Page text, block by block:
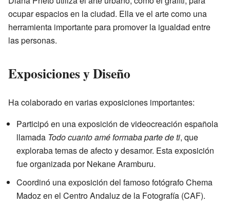
ocupar espacios en la ciudad. Ella ve el arte como una
herramienta importante para promover la igualdad entre
las personas.
Exposiciones y Diseño
Ha colaborado en varias exposiciones importantes:
Participó en una exposición de videocreación española
llamada Todo cuanto amé formaba parte de ti, que
exploraba temas de afecto y desamor. Esta exposición
fue organizada por Nekane Aramburu.
Coordinó una exposición del famoso fotógrafo Chema
Madoz en el Centro Andaluz de la Fotografía (CAF).